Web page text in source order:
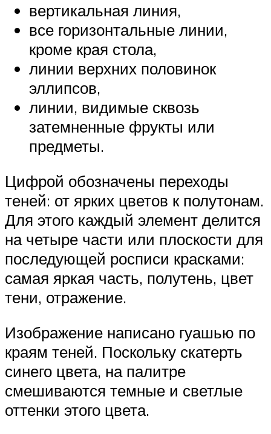
вертикальная линия,
все горизонтальные линии,
кроме края стола,
линии верхних половинок
эллипсов,
линии, видимые сквозь
затемненные фрукты или
предметы.
Цифрой обозначены переходы
теней: от ярких цветов к полутонам.
Для этого каждый элемент делится
на четыре части или плоскости для
последующей росписи красками:
самая яркая часть, полутень, цвет
тени, отражение.
Изображение написано гуашью по
краям теней. Поскольку скатерть
синего цвета, на палитре
смешиваются темные и светлые
оттенки этого цвета.